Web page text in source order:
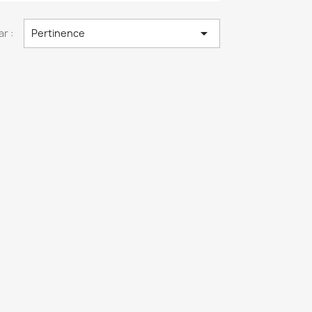
: Pertinence 